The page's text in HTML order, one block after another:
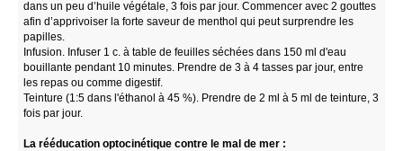
dans un peu d’huile végétale, 3 fois par jour. Commencer avec 2 gouttes
afin d’apprivoiser la forte saveur de menthol qui peut surprendre les
papilles.
Infusion. Infuser 1 c. à table de feuilles séchées dans 150 ml d'eau
bouillante pendant 10 minutes. Prendre de 3 à 4 tasses par jour, entre
les repas ou comme digestif.
Teinture (1:5 dans l'éthanol à 45 %). Prendre de 2 ml à 5 ml de teinture, 3
fois par jour.
La rééducation optocinétique contre le mal de mer :